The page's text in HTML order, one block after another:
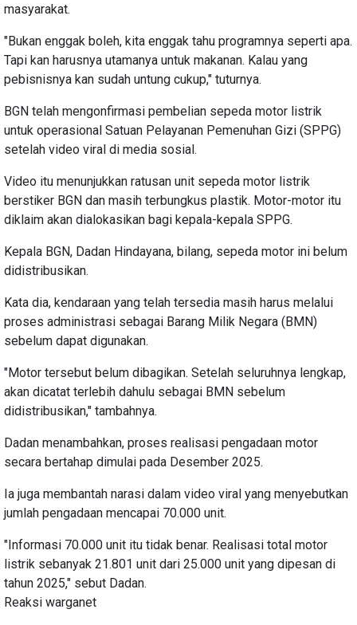
masyarakat.
"Bukan enggak boleh, kita enggak tahu programnya seperti apa.
Tapi kan harusnya utamanya untuk makanan. Kalau yang
pebisnisnya kan sudah untung cukup," tuturnya.
BGN telah mengonfirmasi pembelian sepeda motor listrik
untuk operasional Satuan Pelayanan Pemenuhan Gizi (SPPG)
setelah video viral di media sosial.
Video itu menunjukkan ratusan unit sepeda motor listrik
berstiker BGN dan masih terbungkus plastik. Motor-motor itu
diklaim akan dialokasikan bagi kepala-kepala SPPG.
Kepala BGN, Dadan Hindayana, bilang, sepeda motor ini belum
didistribusikan.
Kata dia, kendaraan yang telah tersedia masih harus melalui
proses administrasi sebagai Barang Milik Negara (BMN)
sebelum dapat digunakan.
"Motor tersebut belum dibagikan. Setelah seluruhnya lengkap,
akan dicatat terlebih dahulu sebagai BMN sebelum
didistribusikan," tambahnya.
Dadan menambahkan, proses realisasi pengadaan motor
secara bertahap dimulai pada Desember 2025.
Ia juga membantah narasi dalam video viral yang menyebutkan
jumlah pengadaan mencapai 70.000 unit.
"Informasi 70.000 unit itu tidak benar. Realisasi total motor
listrik sebanyak 21.801 unit dari 25.000 unit yang dipesan di
tahun 2025," sebut Dadan.
Reaksi warganet